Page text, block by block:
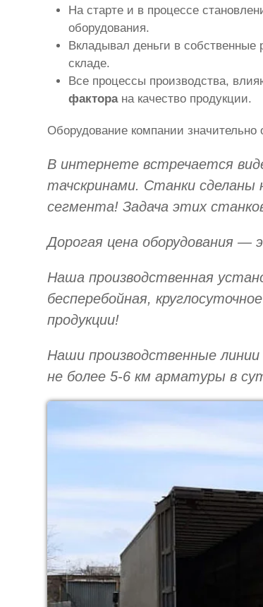
На старте и в процессе
оборудования.
Вкладывал деньги в собственные
складе.
Все процессы производства,
факторана качество продукции.
Оборудование компании значительно
В интернете встречается
тачскринами. Станки
сегмента! Задача этих
Дорогая цена оборудования —
Наша производственная
бесперебойная,
продукции!
Наши производственные
не более 5-6 км арматуры в